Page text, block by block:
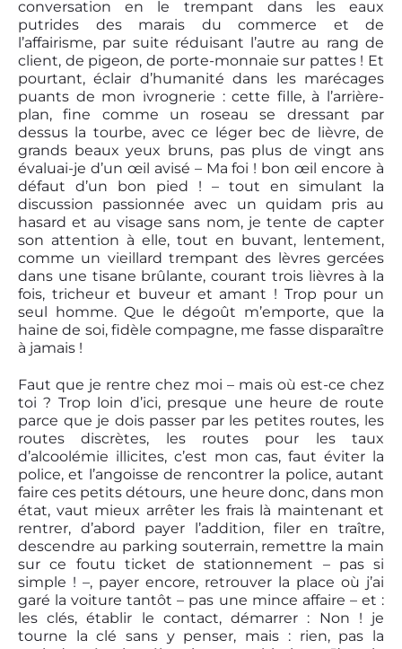
conversation en le trempant dans les eaux
putrides des marais du commerce et de
l’affairisme, par suite réduisant l’autre au rang de
client, de pigeon, de porte-monnaie sur pattes ! Et
pourtant, éclair d’humanité dans les marécages
puants de mon ivrognerie : cette fille, à l’arrière-
plan, fine comme un roseau se dressant par
dessus la tourbe, avec ce léger bec de lièvre, de
grands beaux yeux bruns, pas plus de vingt ans
évaluai-je d’un œil avisé – Ma foi ! bon œil encore à
défaut d’un bon pied ! – tout en simulant la
discussion passionnée avec un quidam pris au
hasard et au visage sans nom, je tente de capter
son attention à elle, tout en buvant, lentement,
comme un vieillard trempant des lèvres gercées
dans une tisane brûlante, courant trois lièvres à la
fois, tricheur et buveur et amant ! Trop pour un
seul homme. Que le dégoût m’emporte, que la
haine de soi, fidèle compagne, me fasse disparaître
à jamais !
Faut que je rentre chez moi – mais où est-ce chez
toi ? Trop loin d’ici, presque une heure de route
parce que je dois passer par les petites routes, les
routes discrètes, les routes pour les taux
d’alcoolémie illicites, c’est mon cas, faut éviter la
police, et l’angoisse de rencontrer la police, autant
faire ces petits détours, une heure donc, dans mon
état, vaut mieux arrêter les frais là maintenant et
rentrer, d’abord payer l’addition, filer en traître,
descendre au parking souterrain, remettre la main
sur ce foutu ticket de stationnement – pas si
simple ! –, payer encore, retrouver la place où j’ai
garé la voiture tantôt – pas une mince affaire – et :
les clés, établir le contact, démarrer : Non ! je
tourne la clé sans y penser, mais : rien, pas la